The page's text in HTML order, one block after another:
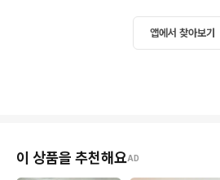
앱에서 찾아보기
이 상품을 추천해요AD